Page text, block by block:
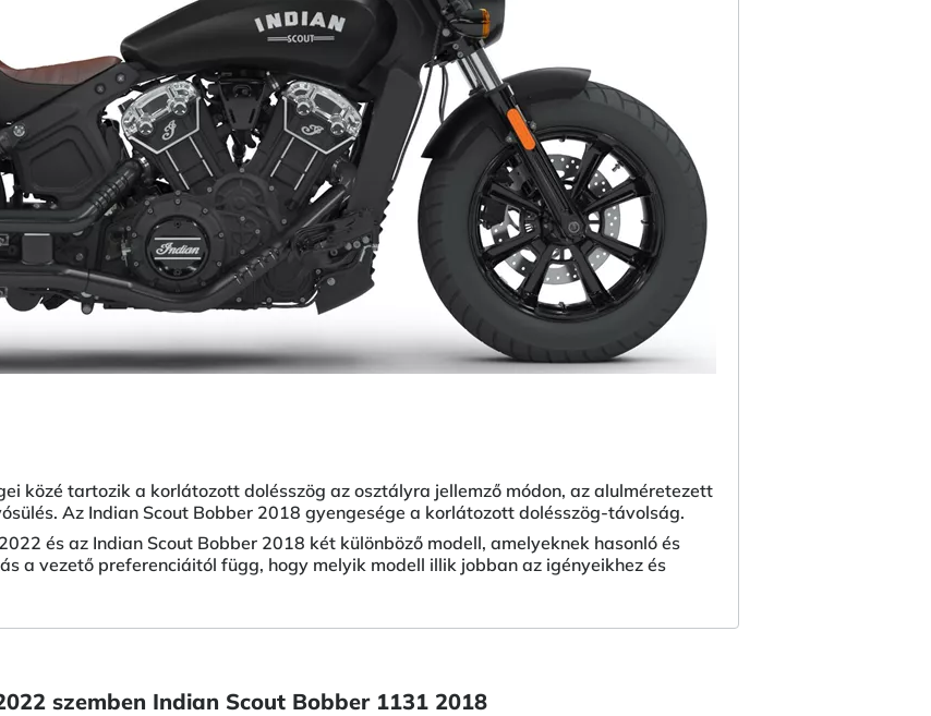
közé tartozik a korlátozott dolésszög az osztályra jellemző módon, az alulméretezett
Az Indian Scout Bobber 2018 gyengesége a korlátozott dolésszög-távolság.
és az Indian Scout Bobber 2018 két különböző modell, amelyeknek hasonló és
a vezető preferenciáitól függ, hogy melyik modell illik jobban az igényeikhez és
szemben Indian Scout Bobber 1131 2018